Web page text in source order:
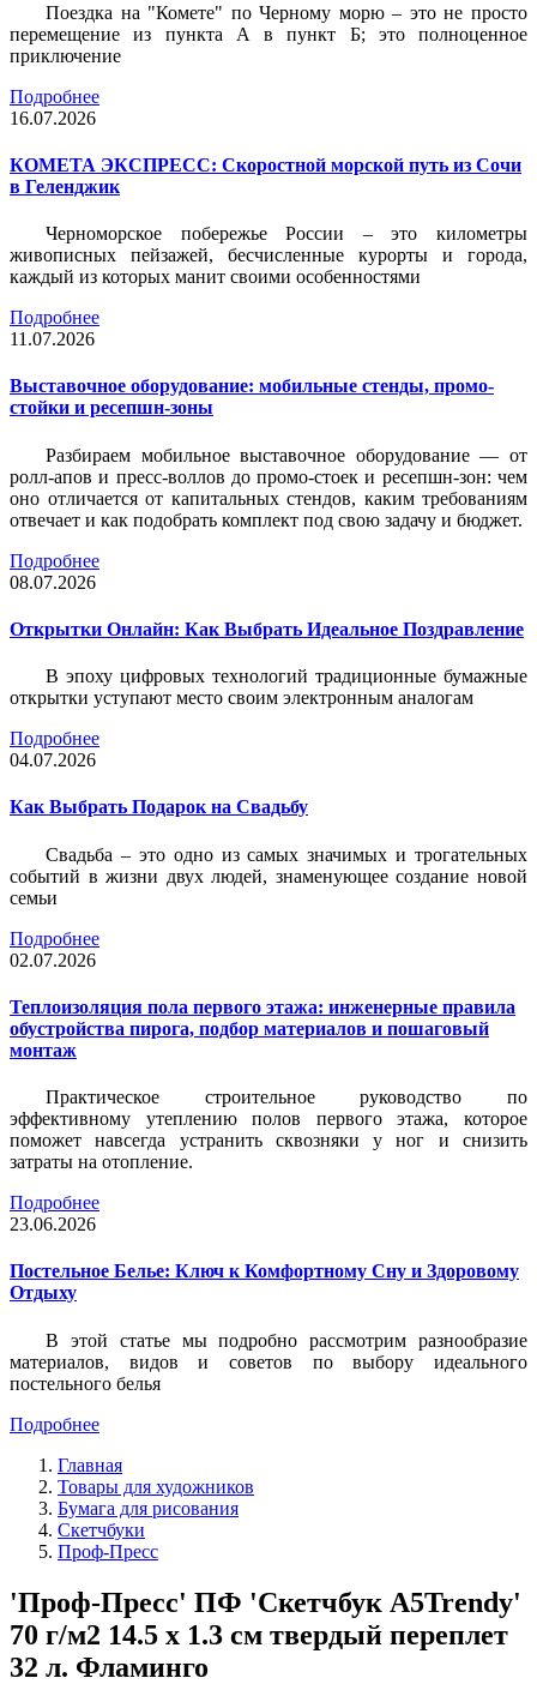
Поездка на "Комете" по Черному морю – это не просто
перемещение из пункта А в пункт Б; это полноценное
приключение
Подробнее
16.07.2026
КОМЕТА ЭКСПРЕСС: Скоростной морской путь из Сочи
в Геленджик
Черноморское побережье России – это километры
живописных пейзажей, бесчисленные курорты и города,
каждый из которых манит своими особенностями
Подробнее
11.07.2026
Выставочное оборудование: мобильные стенды, промо-
стойки и ресепшн-зоны
Разбираем мобильное выставочное оборудование — от
ролл-апов и пресс-воллов до промо-стоек и ресепшн-зон: чем
оно отличается от капитальных стендов, каким требованиям
отвечает и как подобрать комплект под свою задачу и бюджет.
Подробнее
08.07.2026
Открытки Онлайн: Как Выбрать Идеальное Поздравление
В эпоху цифровых технологий традиционные бумажные
открытки уступают место своим электронным аналогам
Подробнее
04.07.2026
Как Выбрать Подарок на Свадьбу
Свадьба – это одно из самых значимых и трогательных
событий в жизни двух людей, знаменующее создание новой
семьи
Подробнее
02.07.2026
Теплоизоляция пола первого этажа: инженерные правила
обустройства пирога, подбор материалов и пошаговый
монтаж
Практическое строительное руководство по
эффективному утеплению полов первого этажа, которое
поможет навсегда устранить сквозняки у ног и снизить
затраты на отопление.
Подробнее
23.06.2026
Постельное Белье: Ключ к Комфортному Сну и Здоровому
Отдыху
В этой статье мы подробно рассмотрим разнообразие
материалов, видов и советов по выбору идеального
постельного белья
Подробнее
Главная
Товары для художников
Бумага для рисования
Скетчбуки
Проф-Пресс
'Проф-Пресс' ПФ 'Скетчбук А5Trendy'
70 г/м2 14.5 х 1.3 см твердый переплет
32 л. Фламинго